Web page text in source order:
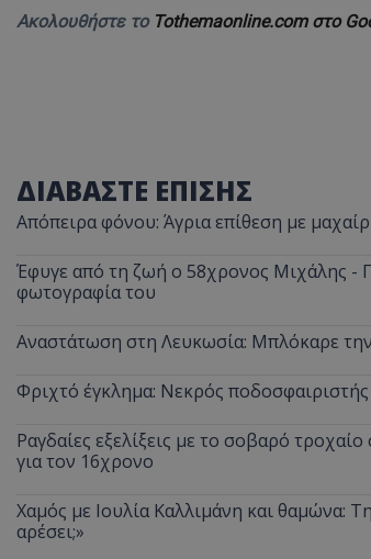
Ακολουθήστε το Tothemaonline.com στο
ΔΙΑΒΑΣΤΕ ΕΠΙΣΗΣ
Απόπειρα φόνου: Άγρια επίθεση με
Έφυγε από τη ζωή ο 58χρονος Μιχάλης -
φωτογραφία του
Αναστάτωση στη Λευκωσία: Μπλόκαρε
Φριχτό έγκλημα: Νεκρός
Ραγδαίες εξελίξεις με το σοβαρό
για τον 16χρονο
Χαμός με Ιουλία Καλλιμάνη και θαμώνα:
αρέσει;»